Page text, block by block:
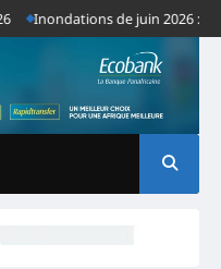
Inondations de juin 2026 : plus